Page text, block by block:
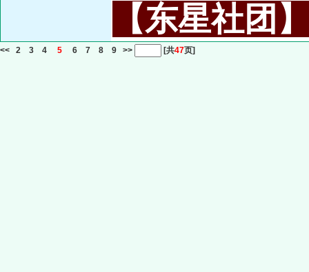
【东星社团
<< 2 3 4 5 6 7 8 9 >> [共47页]